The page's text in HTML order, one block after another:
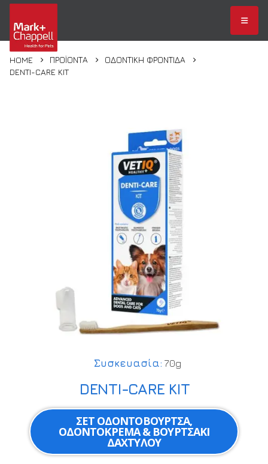
HOME ΠΡΟΪΌΝΤΑ
ΟΔΟΝΤΙΚΉ ΦΡΟΝΤΊΔΑ
DENTI-CARE KIT
DENTI-CARE KIT
ΣΕΤ ΟΔΟΝΤΌΒΟΥΡΤΣΑ,
ΟΔΟΝΤΌΚΡΕΜΑ & ΒΟΥΡΤΣΆΚΙ
ΔΑΧΤΎΛΟΥ
Συσκευασία: 70g